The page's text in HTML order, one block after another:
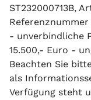
ST232000713B,
- unverbindliche
15.500,- Euro -
Beachten Sie
als
Verfügung steht